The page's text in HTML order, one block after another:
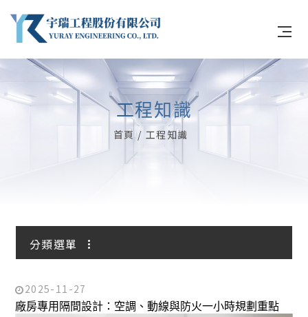
關於宇瑞
工程實績
最新消息
工程知識
首頁 工程知識
分類選單
最新消息
2025-11-27
廠房專用隔間設計：空調、動線與防火一小時規劃重點